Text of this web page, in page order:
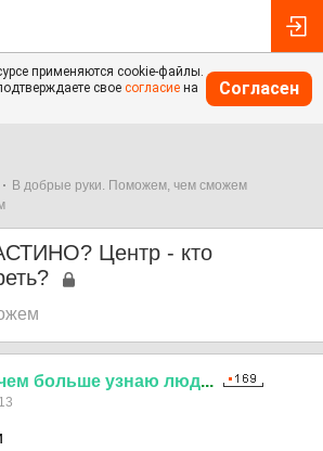
применяются cookie-файлы.
свое согласие на
Согласен
В добрые руки. Поможем, чем сможем
Центр - кто
больше узнаю люд...